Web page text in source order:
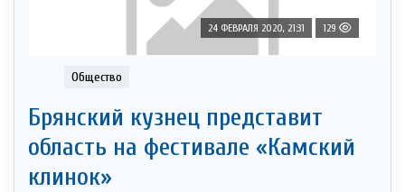
24 ФЕВРАЛЯ 2020, 21:31 129
Общество
Брянский кузнец представит
область на фестивале «Камский
клинок»